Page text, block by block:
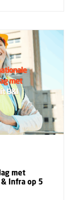
met
Infra op 5